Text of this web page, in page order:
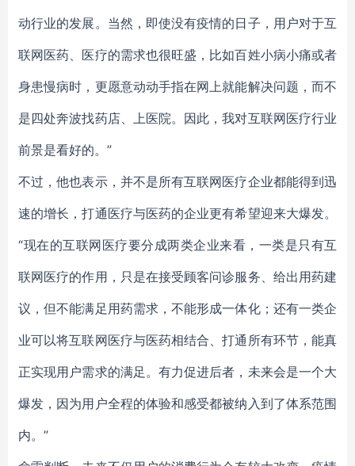
动行业的发展。当然，即使没有疫情的日子，用户对于互
联网医药、医疗的需求也很旺盛，比如百姓小病小痛或者
身患慢病时，更愿意动动手指在网上就能解决问题，而不
是四处奔波找药店、上医院。因此，我对互联网医疗行业
前景是看好的。”
不过，他也表示，并不是所有互联网医疗企业都能得到迅
速的增长，打通医疗与医药的企业更有希望迎来大爆发。
“现在的互联网医疗要分成两类企业来看，一类是只有互
联网医疗的作用，只是在接受顾客问诊服务、给出用药建
议，但不能满足用药需求，不能形成一体化；还有一类企
业可以将互联网医疗与医药相结合、打通所有环节，能真
正实现用户需求的满足。有力促进后者，未来会是一个大
爆发，因为用户全程的体验和感受都被纳入到了体系范围
内。”